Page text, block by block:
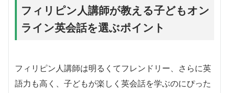
フィリピン人講師が教える子どもオン
ライン英会話を選ぶポイント
フィリピン人講師は明るくてフレンドリー、さらに英
語力も高く、子どもが楽しく英会話を学ぶのにぴった